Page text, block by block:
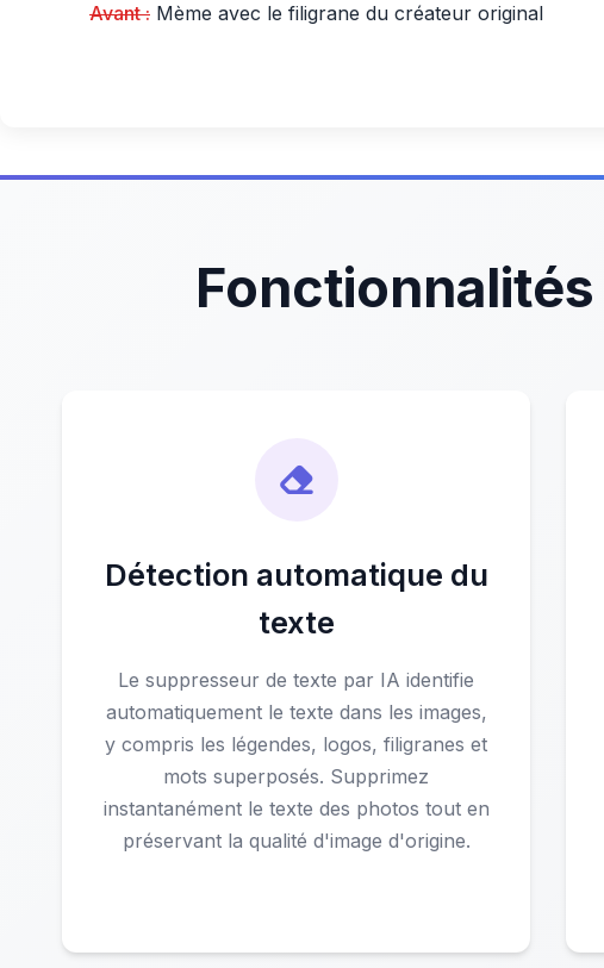
Avant : Mème avec le filigrane du créateur original
Détection automatique du
texte
Le suppresseur de texte par IA identifie
automatiquement le texte dans les images,
y compris les légendes, logos, filigranes et
mots superposés. Supprimez
instantanément le texte des photos tout en
préservant la qualité d'image d'origine.